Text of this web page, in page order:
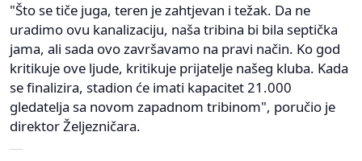
"Što se tiče juga, teren je zahtjevan i težak. Da ne
uradimo ovu kanalizaciju, naša tribina bi bila septička
jama, ali sada ovo završavamo na pravi način. Ko god
kritikuje ove ljude, kritikuje prijatelje našeg kluba. Kada
se finalizira, stadion će imati kapacitet 21.000
gledatelja sa novom zapadnom tribinom", poručio je
direktor Željezničara.